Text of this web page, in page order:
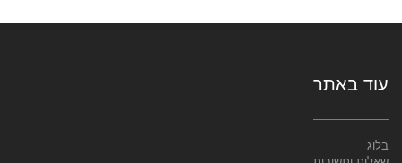
עוד באתר
בלוג